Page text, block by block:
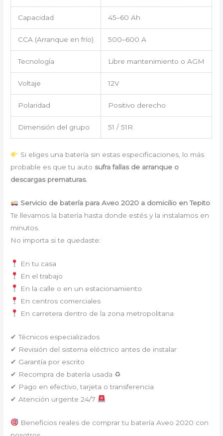
Capacidad 45–60 Ah
CCA (Arranque en frío) 500–600 A
Tecnología Libre mantenimiento o AGM
Voltaje 12V
Polaridad Positivo derecho
Dimensión del grupo 51 / 51R
Si eliges una batería sin estas especificaciones, lo más
probable es que tu auto sufra fallas de arranque o
descargas prematuras.
Servicio de batería para Aveo 2020 a domicilio en Tepito
Te llevamos la batería hasta donde estés y la instalamos en
minutos.
No importa si te quedaste:
En tu casa
En el trabajo
En la calle o en un estacionamiento
En centros comerciales
En carretera dentro de la zona metropolitana
✔ Técnicos especializados
✔ Revisión del sistema eléctrico antes de instalar
✔ Garantía por escrito
✔ Recompra de batería usada ♻
✔ Pago en efectivo, tarjeta o transferencia
✔ Atención urgente 24/7
Beneficios reales de comprar tu batería Aveo 2020 con